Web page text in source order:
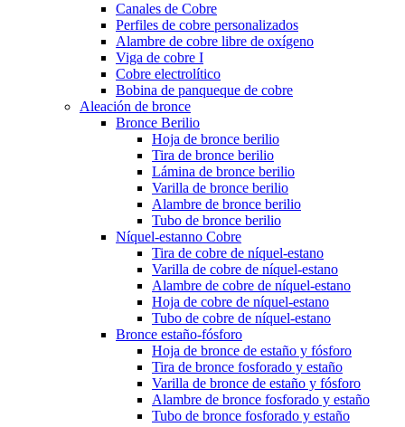
Canales de Cobre
Perfiles de cobre personalizados
Alambre de cobre libre de oxígeno
Viga de cobre I
Cobre electrolítico
Bobina de panqueque de cobre
Aleación de bronce
Bronce Berilio
Hoja de bronce berilio
Tira de bronce berilio
Lámina de bronce berilio
Varilla de bronce berilio
Alambre de bronce berilio
Tubo de bronce berilio
Níquel-estanno Cobre
Tira de cobre de níquel-estano
Varilla de cobre de níquel-estano
Alambre de cobre de níquel-estano
Hoja de cobre de níquel-estano
Tubo de cobre de níquel-estano
Bronce estaño-fósforo
Hoja de bronce de estaño y fósforo
Tira de bronce fosforado y estaño
Varilla de bronce de estaño y fósforo
Alambre de bronce fosforado y estaño
Tubo de bronce fosforado y estaño